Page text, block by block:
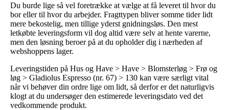
Du burde lige så vel foretrække at vælge at få leveret til hvor du
bor eller til hvor du arbejder. Fragttypen bliver somme tider lidt
mere bekostelig, men tillige yderst gnidningsløs. Den mest
letkøbte leveringsform vil dog altid være selv at hente varerne,
men den løsning beroer på at du opholder dig i nærheden af
webshoppens lager.
Leveringstiden på Hus og Have > Have > Blomsterløg > Frø og
løg > Gladiolus Espresso (nr. 67) > 130 kan være særligt vital
når vi behøver din ordre lige om lidt, så derfor er det naturligvis
klogt at du undersøger den estimerede leveringsdato ved det
vedkommende produkt.